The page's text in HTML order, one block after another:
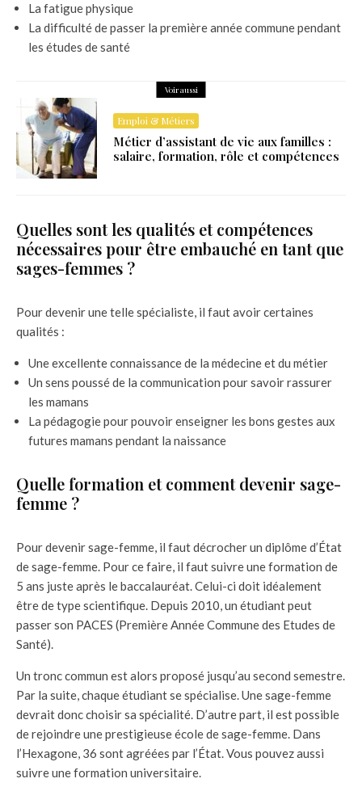
La fatigue physique
La difficulté de passer la première année commune pendant
les études de santé
Voir aussi
Emploi & Métiers
Métier d’assistant de vie aux familles :
salaire, formation, rôle et compétences
Quelles sont les qualités et compétences
nécessaires pour être embauché en tant que
sages-femmes ?
Pour devenir une telle spécialiste, il faut avoir certaines
qualités :
Une excellente connaissance de la médecine et du métier
Un sens poussé de la communication pour savoir rassurer
les mamans
La pédagogie pour pouvoir enseigner les bons gestes aux
futures mamans pendant la naissance
Quelle formation et comment devenir sage-
femme ?
Pour devenir sage-femme, il faut décrocher un diplôme d’État
de sage-femme. Pour ce faire, il faut suivre une formation de
5 ans juste après le baccalauréat. Celui-ci doit idéalement
être de type scientifique. Depuis 2010, un étudiant peut
passer son PACES (Première Année Commune des Etudes de
Santé).
Un tronc commun est alors proposé jusqu’au second semestre.
Par la suite, chaque étudiant se spécialise. Une sage-femme
devrait donc choisir sa spécialité. D’autre part, il est possible
de rejoindre une prestigieuse école de sage-femme. Dans
l’Hexagone, 36 sont agréées par l’État. Vous pouvez aussi
suivre une formation universitaire.